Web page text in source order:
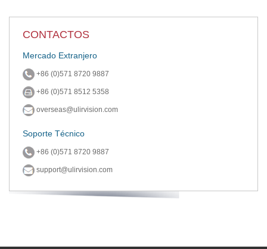
CONTACTOS
Mercado Extranjero
+86 (0)571 8720 9887
+86 (0)571 8512 5358
overseas@ulirvision.com
Soporte Técnico
+86 (0)571 8720 9887
support@ulirvision.com